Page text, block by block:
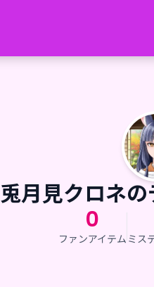
兎月見クロネ
0
ファンアイテムミス